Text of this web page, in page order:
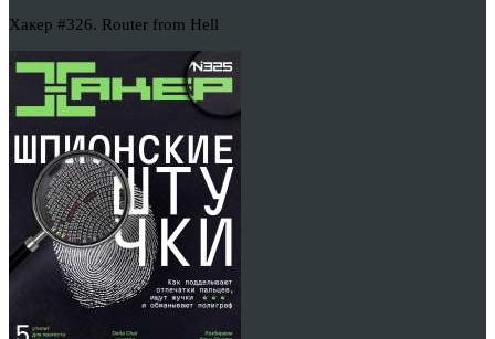
Хакер #326. Router from Hell